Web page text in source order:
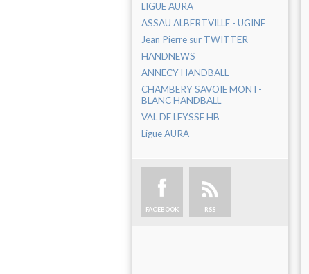
LIGUE AURA
ASSAU ALBERTVILLE - UGINE
Jean Pierre sur TWITTER
HANDNEWS
ANNECY HANDBALL
CHAMBERY SAVOIE MONT-
BLANC HANDBALL
VAL DE LEYSSE HB
Ligue AURA
FACEBOOK RSS